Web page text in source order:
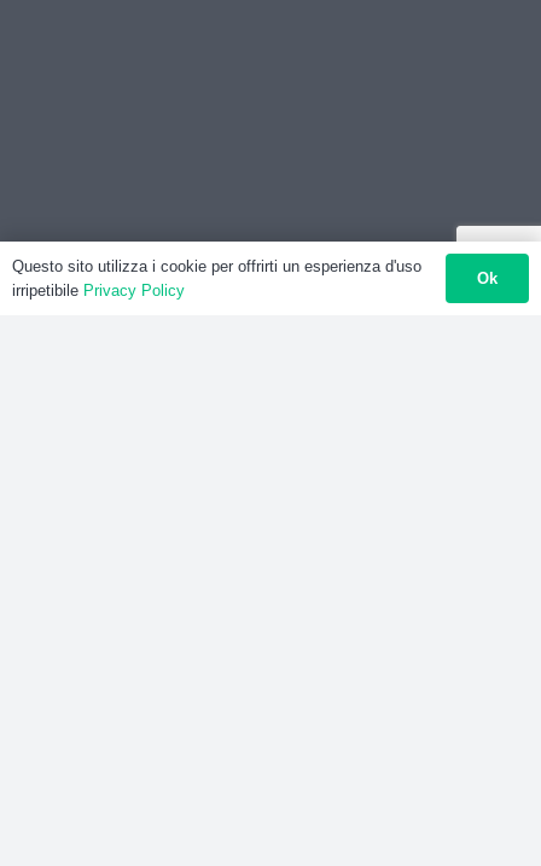
Questo sito utilizza i cookie per offrirti un esperienza d'uso
irripetibile Privacy Policy
Ok